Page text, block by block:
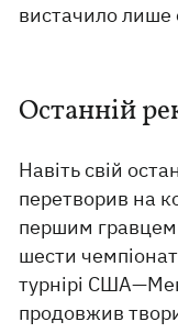
вистачило лише
Останній
Навіть свій
перетворив на
першим гравцем
шести
турнірі
продовжив